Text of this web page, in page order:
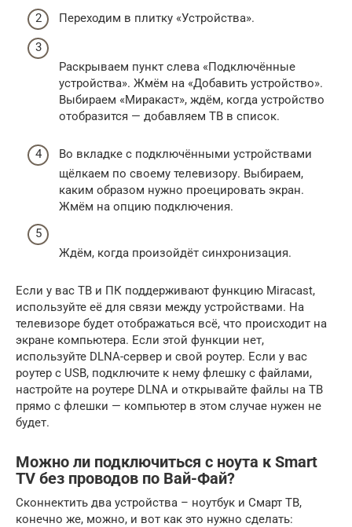
Переходим в плитку «Устройства».
Раскрываем пункт слева «Подключённые
устройства». Жмём на «Добавить устройство».
Выбираем «Миракаст», ждём, когда устройство
отобразится — добавляем ТВ в список.
Во вкладке с подключёнными устройствами
щёлкаем по своему телевизору. Выбираем,
каким образом нужно проецировать экран.
Жмём на опцию подключения.
Ждём, когда произойдёт синхронизация.
Если у вас ТВ и ПК поддерживают функцию Miracast,
используйте её для связи между устройствами. На
телевизоре будет отображаться всё, что происходит на
экране компьютера. Если этой функции нет,
используйте DLNA-сервер и свой роутер. Если у вас
роутер с USB, подключите к нему флешку с файлами,
настройте на роутере DLNA и открывайте файлы на ТВ
прямо с флешки — компьютер в этом случае нужен не
будет.
Можно ли подключиться с ноута к Smart
TV без проводов по Вай-Фай?
Сконнектить два устройства – ноутбук и Смарт ТВ,
конечно же, можно, и вот как это нужно сделать: